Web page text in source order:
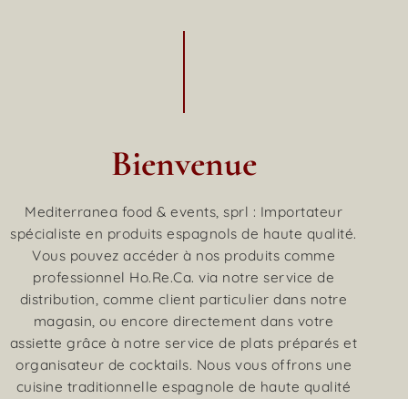
Bienvenue
Mediterranea food & events, sprl : Importateur
spécialiste en produits espagnols de haute qualité.
Vous pouvez accéder à nos produits comme
professionnel Ho.Re.Ca. via notre service de
distribution, comme client particulier dans notre
magasin, ou encore directement dans votre
assiette grâce à notre service de plats préparés et
organisateur de cocktails. Nous vous offrons une
cuisine traditionnelle espagnole de haute qualité